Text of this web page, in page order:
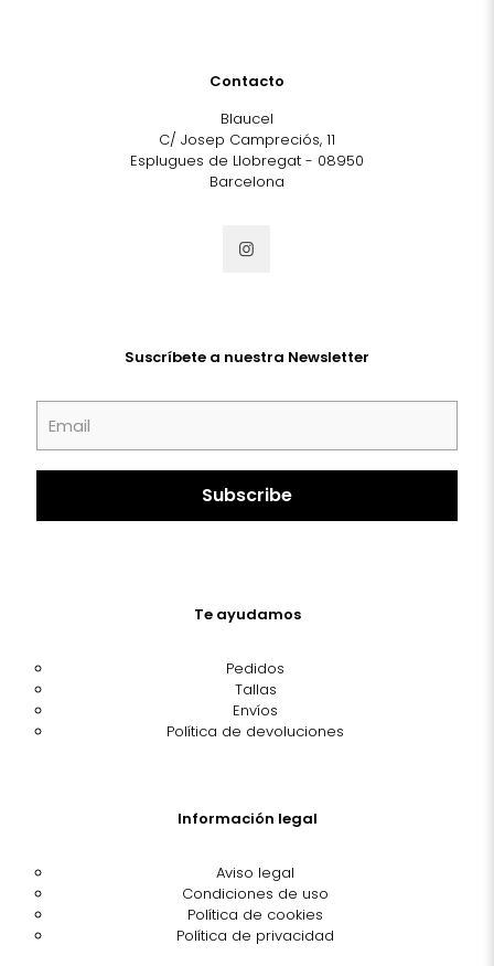
Contacto
Blaucel
C/ Josep Campreciós, 11
Esplugues de Llobregat - 08950
Barcelona
Suscríbete a nuestra Newsletter
Te ayudamos
Pedidos
Tallas
Envíos
Política de devoluciones
Información legal
Aviso legal
Condiciones de uso
Política de cookies
Política de privacidad